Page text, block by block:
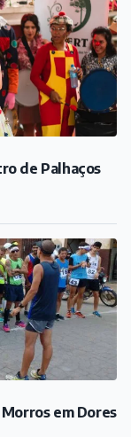
de Palhaços
em Dores